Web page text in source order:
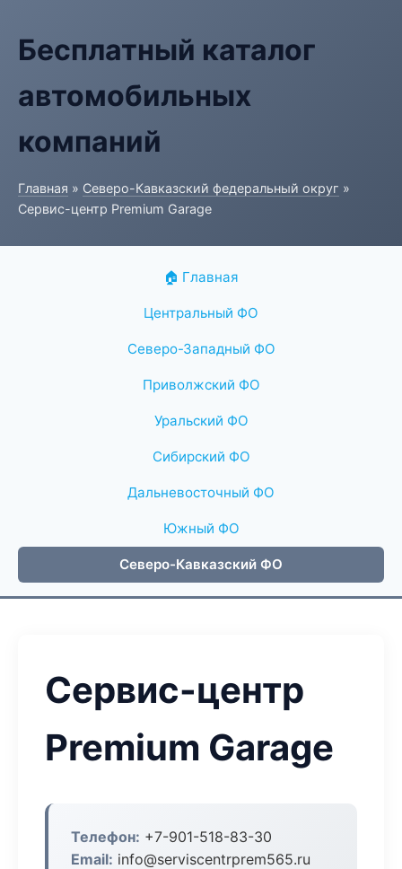
Бесплатный каталог
автомобильных
компаний
Главная » Северо-Кавказский федеральный округ »
Сервис-центр Premium Garage
🏠 Главная
Центральный ФО
Северо-Западный ФО
Приволжский ФО
Уральский ФО
Сибирский ФО
Дальневосточный ФО
Южный ФО
Северо-Кавказский ФО
Сервис-центр
Premium Garage
Телефон: +7-901-518-83-30
Email: info@serviscentrprem565.ru